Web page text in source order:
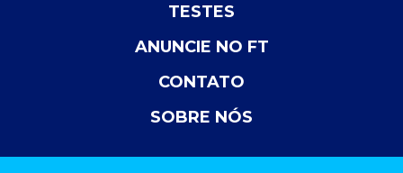
TESTES
ANUNCIE NO FT
CONTATO
SOBRE NÓS